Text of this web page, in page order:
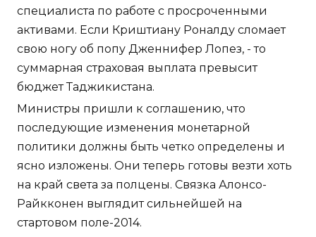
специалиста по работе с просроченными
активами. Если Криштиану Роналду сломает
свою ногу об попу Дженнифер Лопез, - то
суммарная страховая выплата превысит
бюджет Таджикистана.
Министры пришли к соглашению, что
последующие изменения монетарной
политики должны быть четко определены и
ясно изложены. Они теперь готовы везти хоть
на край света за полцены. Связка Алонсо-
Райкконен выглядит сильнейшей на
стартовом поле-2014.